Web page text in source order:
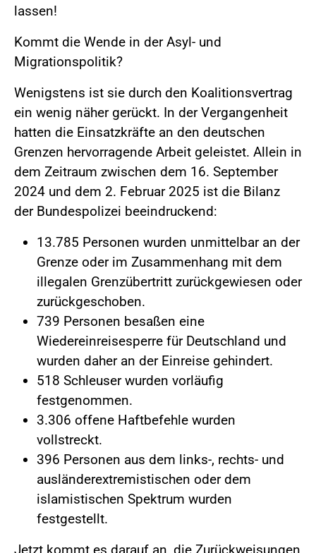
lassen!
Kommt die Wende in der Asyl- und
Migrationspolitik?
Wenigstens ist sie durch den Koalitionsvertrag
ein wenig näher gerückt. In der Vergangenheit
hatten die Einsatzkräfte an den deutschen
Grenzen hervorragende Arbeit geleistet. Allein in
dem Zeitraum zwischen dem 16. September
2024 und dem 2. Februar 2025 ist die Bilanz
der Bundespolizei beeindruckend:
13.785 Personen wurden unmittelbar an der
Grenze oder im Zusammenhang mit dem
illegalen Grenzübertritt zurückgewiesen oder
zurückgeschoben.
739 Personen besaßen eine
Wiedereinreisesperre für Deutschland und
wurden daher an der Einreise gehindert.
518 Schleuser wurden vorläufig
festgenommen.
3.306 offene Haftbefehle wurden
vollstreckt.
396 Personen aus dem links-, rechts- und
ausländerextremistischen oder dem
islamistischen Spektrum wurden
festgestellt.